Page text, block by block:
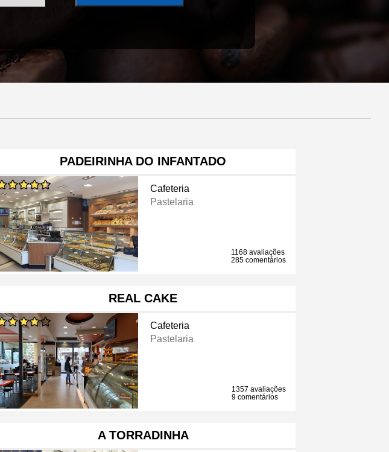
PADEIRINHA DO INFANTADO
Cafeteria
Pastelaria
1168 avaliações
285 comentários
REAL CAKE
Cafeteria
Pastelaria
1357 avaliações
9 comentários
A TORRADINHA